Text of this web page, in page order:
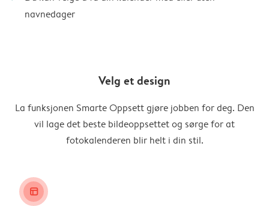
navnedager
Velg et design
La funksjonen Smarte Oppsett gjøre jobben for deg. Den
vil lage det beste bildeoppsettet og sørge for at
fotokalenderen blir helt i din stil.
layout_alt